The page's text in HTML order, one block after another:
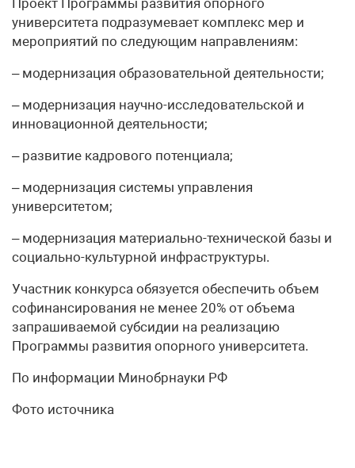
университета подразумевает комплекс мер и
мероприятий по следующим направлениям:
– модернизация образовательной деятельности;
– модернизация научно-исследовательской и
инновационной деятельности;
– развитие кадрового потенциала;
– модернизация системы управления
университетом;
– модернизация материально-технической базы и
социально-культурной инфраструктуры.
Участник конкурса обязуется обеспечить объем
софинансирования не менее 20% от объема
запрашиваемой субсидии на реализацию
Программы развития опорного университета.
По информации Минобрнауки РФ
Фото источника